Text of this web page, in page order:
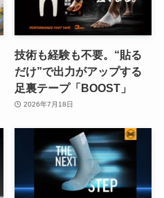
技術も経験も不要。“貼る
だけ”で出力がアップする
足裏テープ「BOOST」
2026年7月18日